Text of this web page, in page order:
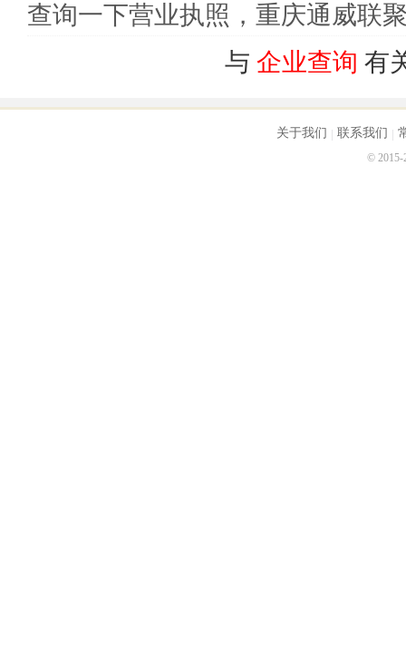
查询一下营业执照，重庆通威联
与 企业查询 有
关于我们 联系我们
© 2015-